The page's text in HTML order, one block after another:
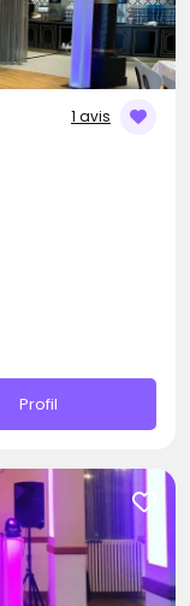
1 avis
Profil